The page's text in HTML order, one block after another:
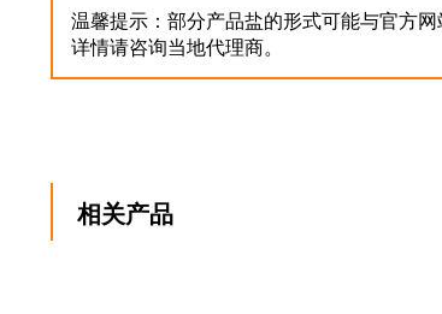
温馨提示：部分产品盐的形式可能与官方网
详情请咨询当地代理商。
相关产品